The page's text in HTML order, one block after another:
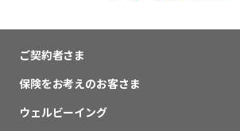
ご契約者さま
保険をお考えのお客さま
ウェルビーイング